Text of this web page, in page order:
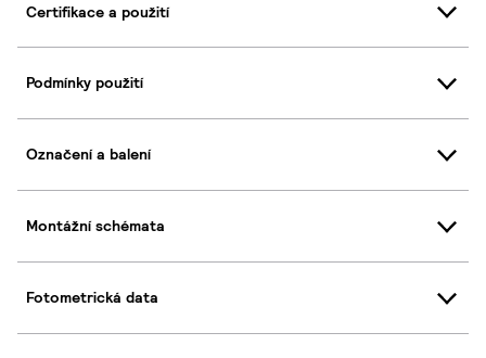
Certifikace a použití
Podmínky použití
Označení a balení
Montážní schémata
Fotometrická data